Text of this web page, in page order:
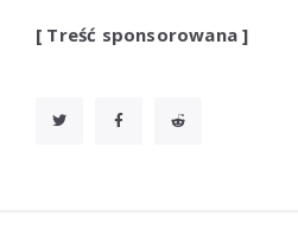
[ Treść sponsorowana ]